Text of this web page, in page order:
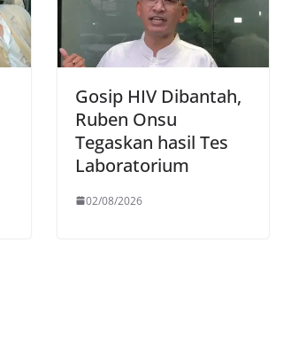
Gosip HIV Dibantah,
Ruben Onsu
Tegaskan hasil Tes
Laboratorium
02/08/2026